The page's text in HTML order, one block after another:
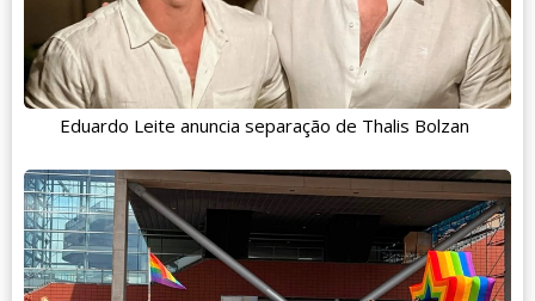
Eduardo Leite anuncia separação de Thalis Bolzan